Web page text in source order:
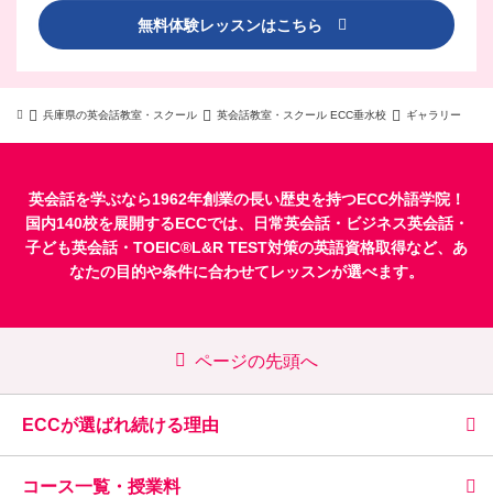
無料体験レッスンはこちら
兵庫県の英会話教室・スクール 英会話教室・スクール ECC垂水校 ギャラリー
英会話を学ぶなら1962年創業の長い歴史を持つECC外語学院！
国内140校を展開するECCでは、
日常英会話・ ビジネス英会話・
子ども英会話・ TOEIC®L&R TEST対策の英語資格取得など、あ
なたの目的や条件に合わせてレッスンが選べます。
ページの先頭へ
ECCが選ばれ続ける理由
コース一覧・授業料